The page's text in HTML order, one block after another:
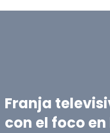
Franja
con el foco